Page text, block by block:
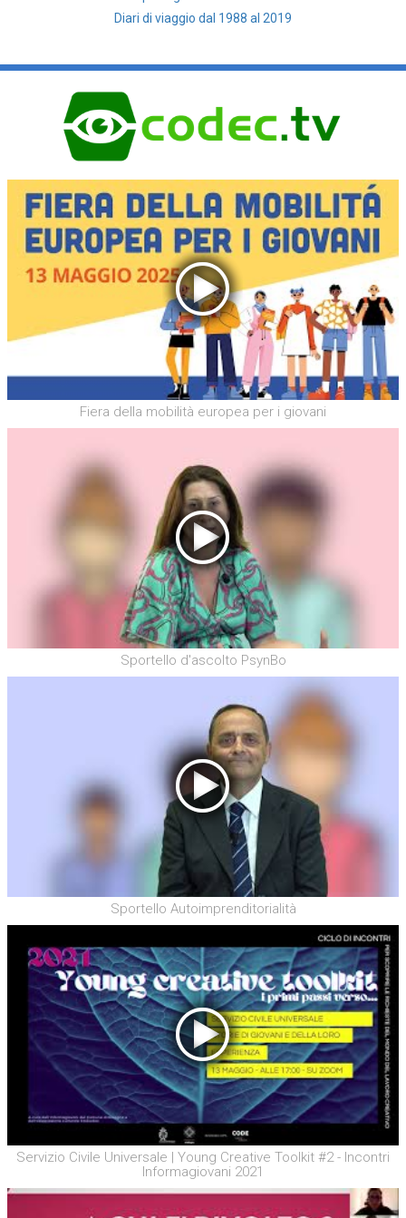
Diari di viaggio dal 1988 al 2019
Fiera della mobilità europea per i giovani
Sportello d'ascolto PsynBo
Sportello Autoimprenditorialità
Servizio Civile Universale | Young Creative Toolkit #2 - Incontri
Informagiovani 2021